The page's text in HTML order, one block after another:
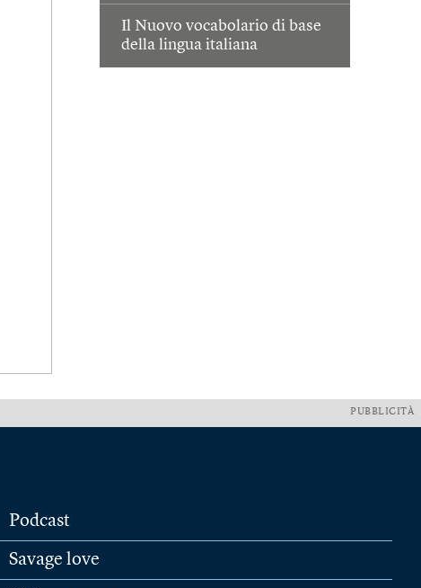
Il Nuovo vocabolario di base
della lingua italiana
PUBBLICITÀ
Podcast
Savage love